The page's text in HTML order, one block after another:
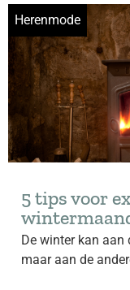
Herenmode
5 tips voor
De winter kan aan
maar aan de